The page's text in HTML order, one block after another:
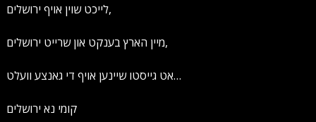
לייכט שוין אויף ירושלים,
מיין הארץ בענקט און שרייט ירושלים,
אט גייסטו שיינען אויף די גאנצע וועלט…
קומי נא ירושלים